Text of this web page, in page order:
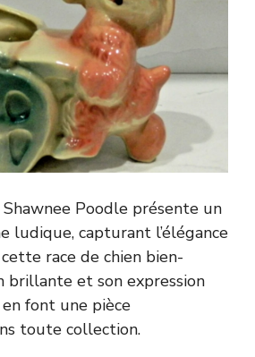
Poodle présente un
ludique, capturant l’élégance
race de chien bien-
brillante et son expression
font une pièce
toute collection.